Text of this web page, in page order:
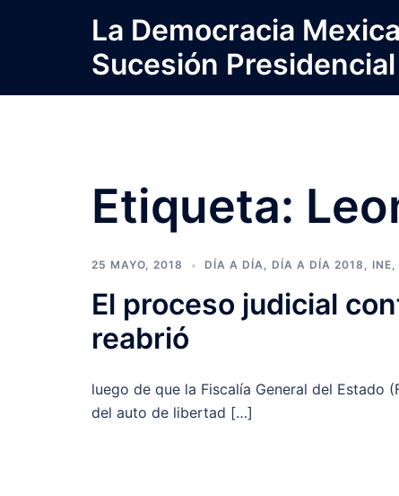
La Democracia
Sucesión
Etiqueta:
25 MAYO, 2018 DÍA A DÍA, DÍA A DÍA 2018 , INE,
El proceso judicial
reabrió
luego de que la Fiscalía General del Estado
del auto de libertad […]